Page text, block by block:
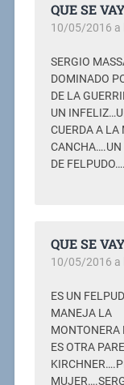
QUE SE
10/05/2016 a
SERGIO
DOMINADO
DE LA
UN
CUERDA A
CANCHA….UN
DE FELPUDO….
QUE SE
10/05/2016 a
ES UN
MANEJA LA
MONTONERA
ES OTRA